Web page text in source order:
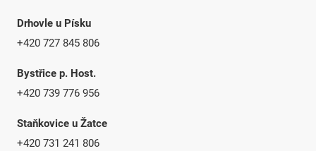
Drhovle u Písku
+420 727 845 806
Bystřice p. Host.
+420 739 776 956
Staňkovice u Žatce
+420 731 241 806